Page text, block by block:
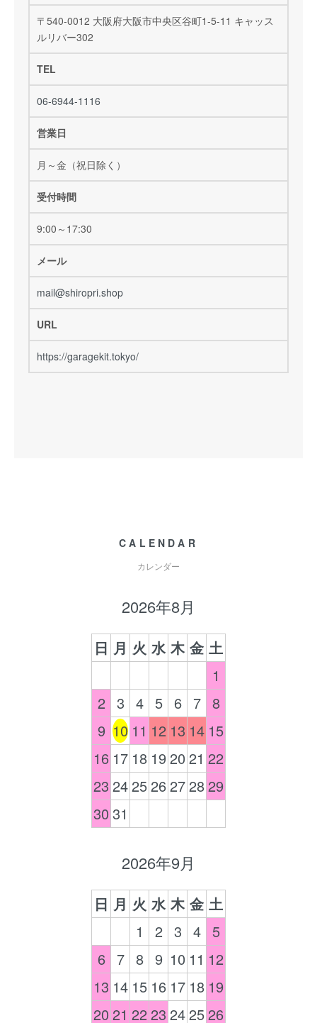
〒540-0012 大阪府大阪市中央区谷町1-5-11 キャッス
ルリバー302
TEL
06-6944-1116
営業日
月～金（祝日除く）
受付時間
9:00～17:30
メール
mail@shiropri.shop
URL
https://garagekit.tokyo/
CALENDAR
カレンダー
2026年8月
日 月 火 水 木 金 土
1
2 3 4 5 6 7 8
9 10 11 12 13 14 15
16 17 18 19 20 21 22
23 24 25 26 27 28 29
30 31
2026年9月
日 月 火 水 木 金 土
1
2 3 4 5
6
7 8 9 10 11 12
13 14 15 16 17 18 19
20 21 22 23 24 25 26